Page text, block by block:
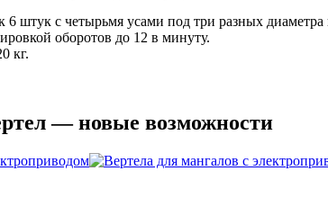
штук с четырьмя усами под три разных диаметра
оборотов до 12 в минуту.
кг.
— новые возможности